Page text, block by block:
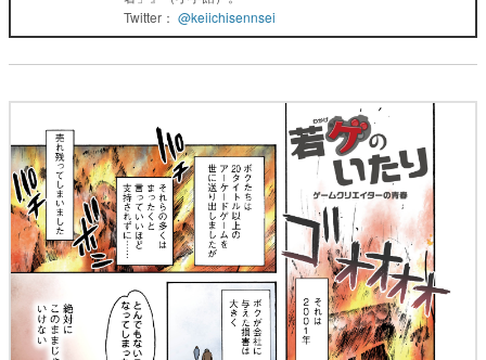
Twitter： @keiichisennsei